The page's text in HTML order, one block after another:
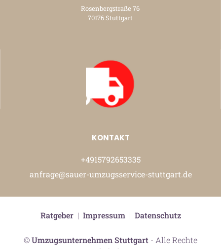
Rosenbergstraße 76
70176 Stuttgart
KONTAKT
+4915792653335
anfrage@sauer-umzugsservice-stuttgart.de
©Umzugsunternehmen Stuttgart - Alle Rechte
Ratgeber| Impressum| Datenschutz